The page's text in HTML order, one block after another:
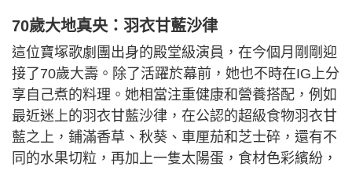
70歲大地真央：羽衣甘藍沙律
這位寶塚歌劇團出身的殿堂級演員，在今個月剛剛迎
接了70歲大壽。除了活躍於幕前，她也不時在IG上分
享自己煮的料理。她相當注重健康和營養搭配，例如
最近迷上的羽衣甘藍沙律，在公認的超級食物羽衣甘
藍之上，鋪滿香草、秋葵、車厘茄和芝士碎，還有不
同的水果切粒，再加上一隻太陽蛋，食材色彩繽紛，